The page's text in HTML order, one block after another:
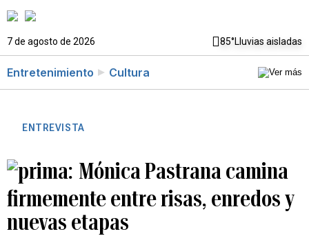
7 de agosto de 2026 85°Lluvias aisladas
Entretenimiento Cultura
ENTREVISTA
Mónica Pastrana camina
firmemente entre risas, enredos y
nuevas etapas